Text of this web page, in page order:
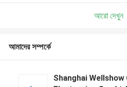
আরো দেখুন
আমাদের সম্পর্কে
Shanghai Wellshow